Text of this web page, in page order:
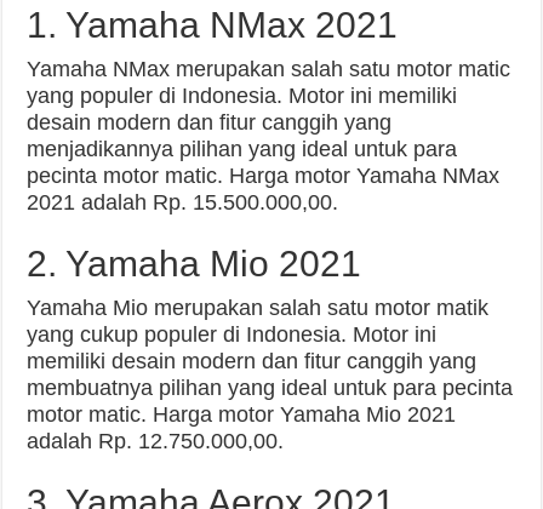
1. Yamaha NMax 2021
Yamaha NMax merupakan salah satu motor matic
yang populer di Indonesia. Motor ini memiliki
desain modern dan fitur canggih yang
menjadikannya pilihan yang ideal untuk para
pecinta motor matic. Harga motor Yamaha NMax
2021 adalah Rp. 15.500.000,00.
2. Yamaha Mio 2021
Yamaha Mio merupakan salah satu motor matik
yang cukup populer di Indonesia. Motor ini
memiliki desain modern dan fitur canggih yang
membuatnya pilihan yang ideal untuk para pecinta
motor matic. Harga motor Yamaha Mio 2021
adalah Rp. 12.750.000,00.